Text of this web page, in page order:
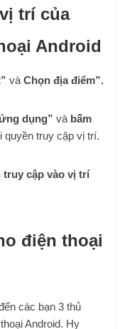
trí của
Android
vàChọn địa điểm”.
dụng” và bấm
quyền truy cập vị trí.
truy cập vào vị trí
điện thoại
các bạn 3 thủ
Android. Hy